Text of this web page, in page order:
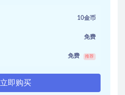
10金币
免费
免费 推荐
立即购买